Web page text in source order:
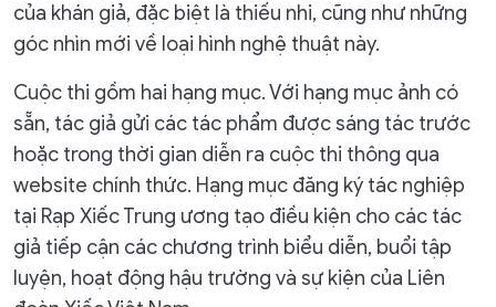
của khán giả, đặc biệt là thiếu nhi, cũng như những
góc nhìn mới về loại hình nghệ thuật này.
Cuộc thi gồm hai hạng mục. Với hạng mục ảnh có
sẵn, tác giả gửi các tác phẩm được sáng tác trước
hoặc trong thời gian diễn ra cuộc thi thông qua
website chính thức. Hạng mục đăng ký tác nghiệp
tại Rạp Xiếc Trung ương tạo điều kiện cho các tác
giả tiếp cận các chương trình biểu diễn, buổi tập
luyện, hoạt động hậu trường và sự kiện của Liên